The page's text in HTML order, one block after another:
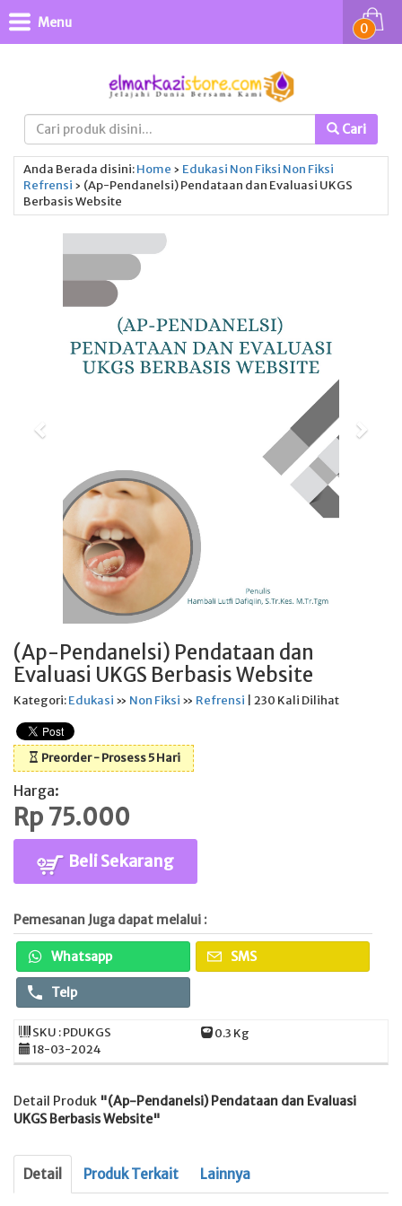
Cari
0
Menu
Anda Berada disini:Home › Edukasi Non Fiksi Non Fiksi
Refrensi › (Ap-Pendanelsi) Pendataan dan Evaluasi UKGS
Berbasis Website
(Ap-Pendanelsi) Pendataan dan
Evaluasi UKGS Berbasis Website
Kategori:Edukasi » Non Fiksi » Refrensi | 230 Kali Dilihat
Preorder - Prosess 5 Hari
Harga:
Rp 75.000
Beli Sekarang
Pemesanan Juga dapat melalui :
Whatsapp SMS
Telp
SKU : PDUKGS
0.3 Kg
18-03-2024
Detail Produk "(Ap-Pendanelsi) Pendataan dan Evaluasi
UKGS Berbasis Website"
Detail Produk Terkait Lainnya